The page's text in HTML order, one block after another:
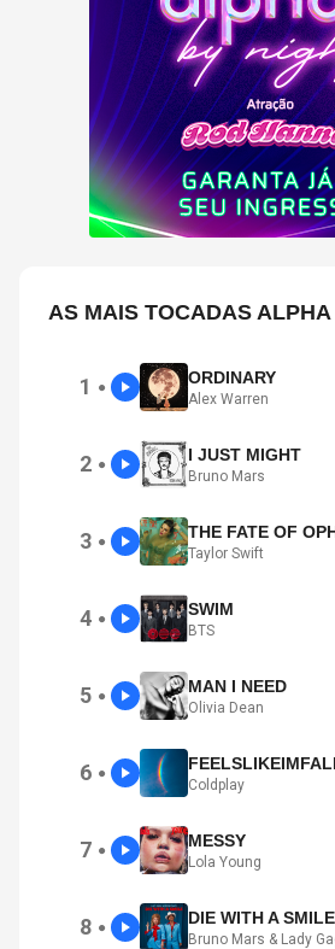
AS MAIS TOCADAS ALPHA
1 ● ORDINARY
Alex Warren
2 ● I JUST MIGHT
Bruno Mars
3 ● THE FATE OF
Taylor Swift
4 ● SWIM
BTS
5 ● MAN I NEED
Olivia Dean
6 ●
Coldplay
7 ● MESSY
Lola Young
8 ● DIE WITH A SMILE
Bruno Mars & Lady